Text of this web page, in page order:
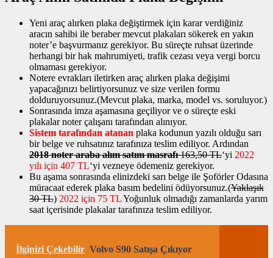
Yeni araç alırken plaka değiştirmek için karar verdiğiniz
aracın sahibi ile beraber mevcut plakaları sökerek en yakın
noter’e başvurmanız gerekiyor. Bu süreçte ruhsat üzerinde
herhangi bir hak mahrumiyeti, trafik cezası veya vergi borcu
olmaması gerekiyor.
Notere evrakları iletirken araç alırken plaka değişimi
yapacağınızı belirtiyorsunuz ve size verilen formu
dolduruyorsunuz.(Mevcut plaka, marka, model vs. soruluyor.)
Sonrasında imza aşamasına geçiliyor ve o süreçte eski
plakalar noter çalışanı tarafından alınıyor.
Sistem tarafından atanan plaka kodunun yazılı olduğu sarı
bir belge ve ruhsatınız tarafınıza teslim ediliyor. Ardından
2018 noter araba alım satım masrafı163,50 TL‘yi 2022
yılı için 407 TL‘yi vezneye ödemeniz gerekiyor.
Bu aşama sonrasında elinizdeki sarı belge ile Şoförler Odasına
müracaat ederek plaka basım bedelini ödüyorsunuz.(Yaklaşık
30 TL) 2022 için 75 TLYoğunluk olmadığı zamanlarda yarım
saat içerisinde plakalar tarafınıza teslim ediliyor.
İlginizi Çekebilir Volvo S90 Satışa Çıkıyor